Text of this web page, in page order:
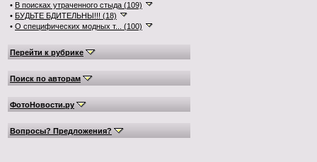
• В поисках утраченного стыда (109)
• БУДЬТЕ БДИТЕЛЬНЫ!!! (18)
• О специфических модных т... (100)
Перейти к рубрике
Поиск по авторам
ФотоНовости.ру
Вопросы? Предложения?